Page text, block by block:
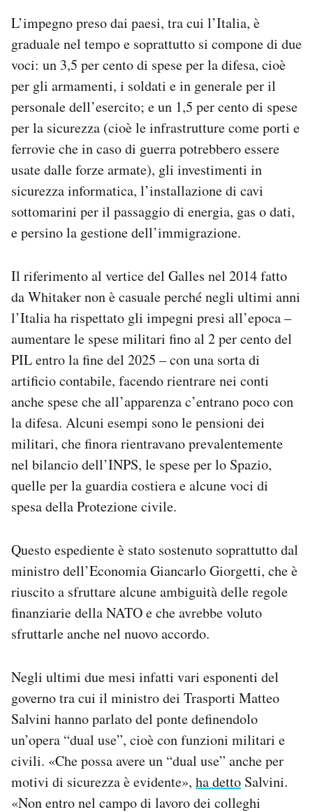
L’impegno preso dai paesi, tra cui l’Italia, è
graduale nel tempo e soprattutto si compone di due
voci: un 3,5 per cento di spese per la difesa, cioè
per gli armamenti, i soldati e in generale per il
personale dell’esercito; e un 1,5 per cento di spese
per la sicurezza (cioè le infrastrutture come porti e
ferrovie che in caso di guerra potrebbero essere
usate dalle forze armate), gli investimenti in
sicurezza informatica, l’installazione di cavi
sottomarini per il passaggio di energia, gas o dati,
e persino la gestione dell’immigrazione.
Il riferimento al vertice del Galles nel 2014 fatto
da Whitaker non è casuale perché negli ultimi anni
l’Italia ha rispettato gli impegni presi all’epoca –
aumentare le spese militari fino al 2 per cento del
PIL entro la fine del 2025 – con una sorta di
artificio contabile, facendo rientrare nei conti
anche spese che all’apparenza c’entrano poco con
la difesa. Alcuni esempi sono le pensioni dei
militari, che finora rientravano prevalentemente
nel bilancio dell’INPS, le spese per lo Spazio,
quelle per la guardia costiera e alcune voci di
spesa della Protezione civile.
Questo espediente è stato sostenuto soprattutto dal
ministro dell’Economia Giancarlo Giorgetti, che è
riuscito a sfruttare alcune ambiguità delle regole
finanziarie della NATO e che avrebbe voluto
sfruttarle anche nel nuovo accordo.
Negli ultimi due mesi infatti vari esponenti del
governo tra cui il ministro dei Trasporti Matteo
Salvini hanno parlato del ponte definendolo
un’opera “dual use”, cioè con funzioni militari e
civili. «Che possa avere un “dual use” anche per
motivi di sicurezza è evidente», ha detto Salvini.
«Non entro nel campo di lavoro dei colleghi